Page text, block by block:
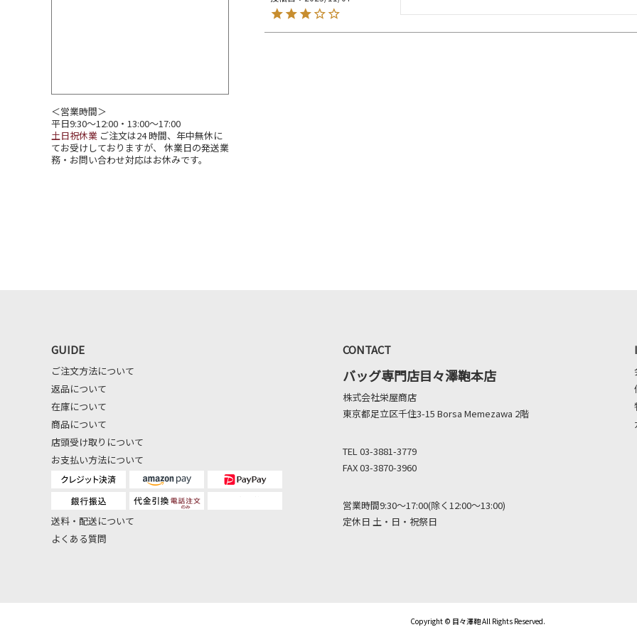
＜営業時間＞
平日9:30～12:00・13:00～17:00
土日祝休業 ご注文は24 時間、年中無休に
てお受けしておりますが、 休業日の発送業
務・お問い合わせ対応はお休みです。
GUIDE
ご注文方法について
返品について
在庫について
商品について
店頭受け取りについて
お支払い方法について
送料・配送について
よくある質問
CONTACT
バッグ専門店目々澤鞄本店
株式会社栄屋商店
東京都足立区千住3-15 Borsa Memezawa 2階
TEL 03-3881-3779
FAX 03-3870-3960
営業時間9:30～17:00(除く12:00～13:00)
定休日 土・日・祝祭日
Copyright © 目々澤鞄 All Rights Reserved.